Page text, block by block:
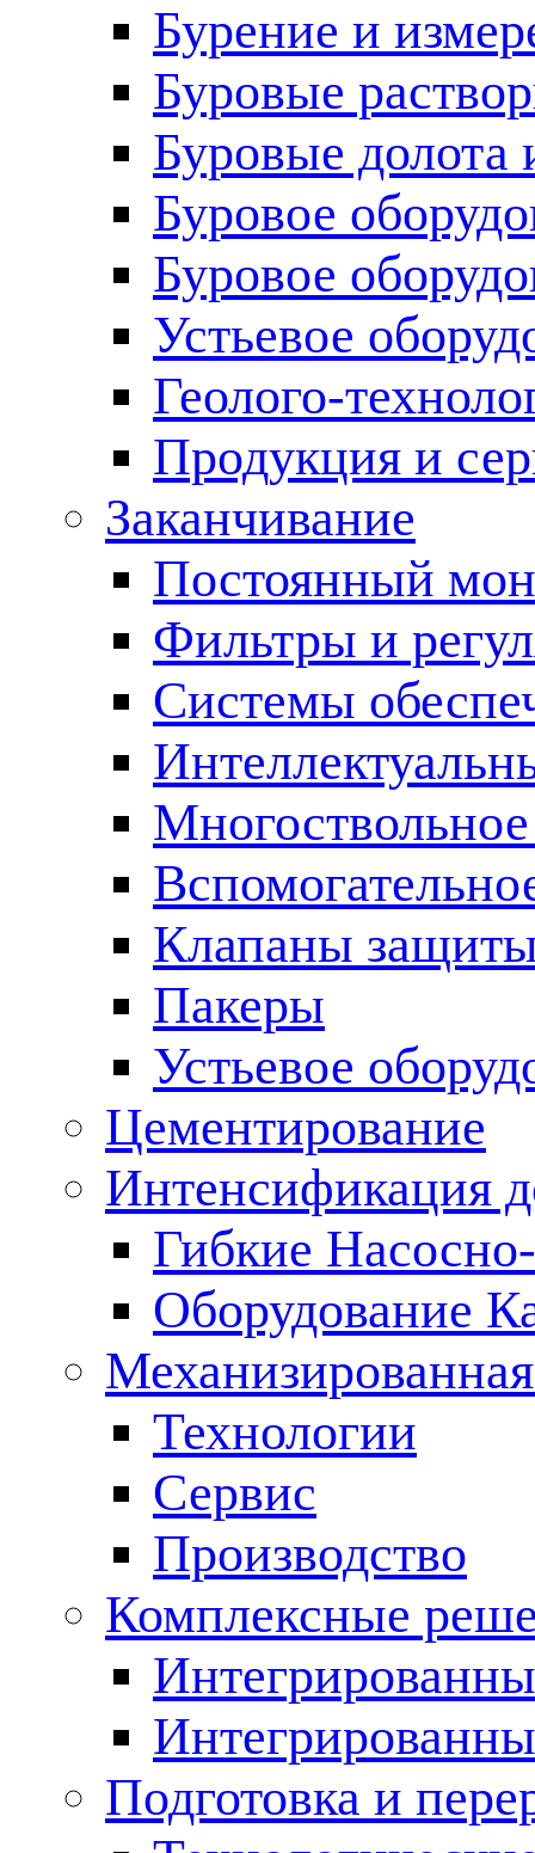
Бурение и
Буровые
Буровые долота
Буровое
Буровое
Устьевое
Геолого-
Продукция и
Заканчивание
Постоянный
Фильтры и
Cистемы
Клапаны
Пакеры
Устьевое
Цементирование
Интенсификация
Гибкие
Оборудование
Технологии
Сервис
Производство
Комплексные
Подготовка и